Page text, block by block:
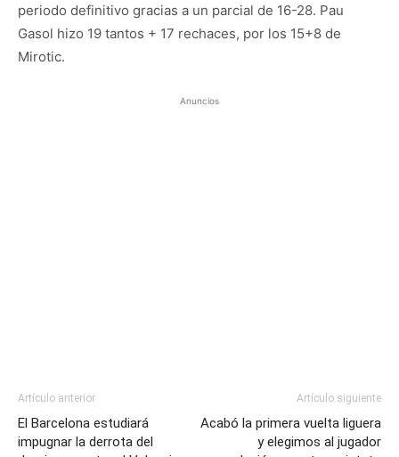
periodo definitivo gracias a un parcial de 16-28. Pau
Gasol hizo 19 tantos + 17 rechaces, por los 15+8 de
Mirotic.
Anuncios
Artículo anterior
El Barcelona estudiará
impugnar la derrota del
Artículo siguiente
Acabó la primera vuelta liguera
y elegimos al jugador